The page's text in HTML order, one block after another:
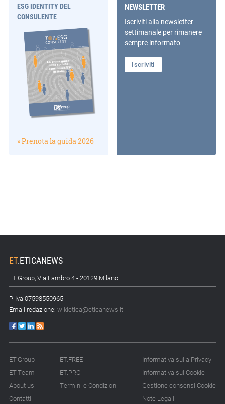
ESG IDENTITY DEL
CONSULENTE
» Prenota la guida 2026
NEWSLETTER
Iscriviti alla newsletter
settimanale per rimanere
sempre informato
Iscriviti
ET.ETICANEWS
ET.Group, Via Lambro 4 - 20129 Milano
P. Iva 07598550965
Email redazione: wikietica@eticanews.it
ET.Group
ET.Team
About us
Contatti
ET.FREE
ET.PRO
Termini e Condizioni
Informativa sulla Privacy
Informativa sui Cookie
Gestione consensi Cookie
Note Legali